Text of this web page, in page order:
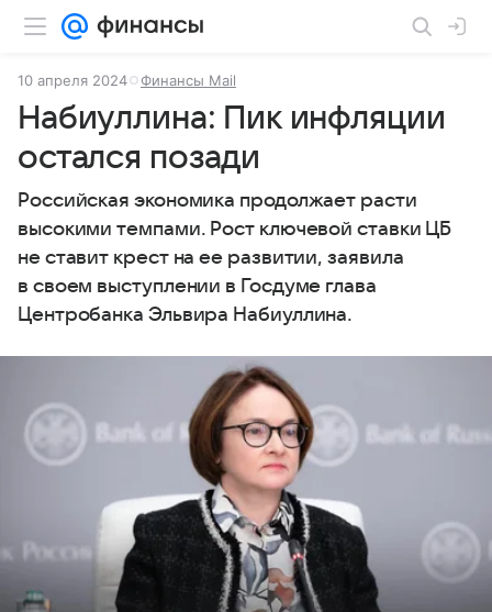
10 апреля 2024 Финансы Mail
Набиуллина: Пик инфляции
остался позади
Российская экономика продолжает расти
высокими темпами. Рост ключевой ставки ЦБ
не ставит крест на ее развитии, заявила
в своем выступлении в Госдуме глава
Центробанка Эльвира Набиуллина.